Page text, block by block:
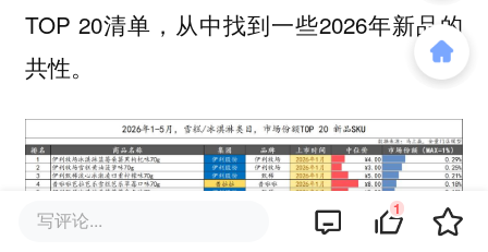
TOP 20清单，从中找到一些2026年新品的
共性。
写评论... 1